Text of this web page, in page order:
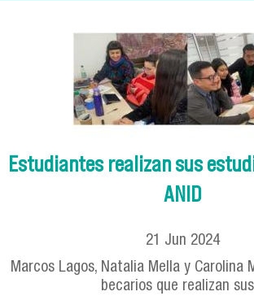
Estudiantes realizan sus
ANID
21 Jun 2024
Marcos Lagos, Natalia Mella y Carolina
becarios que realizan